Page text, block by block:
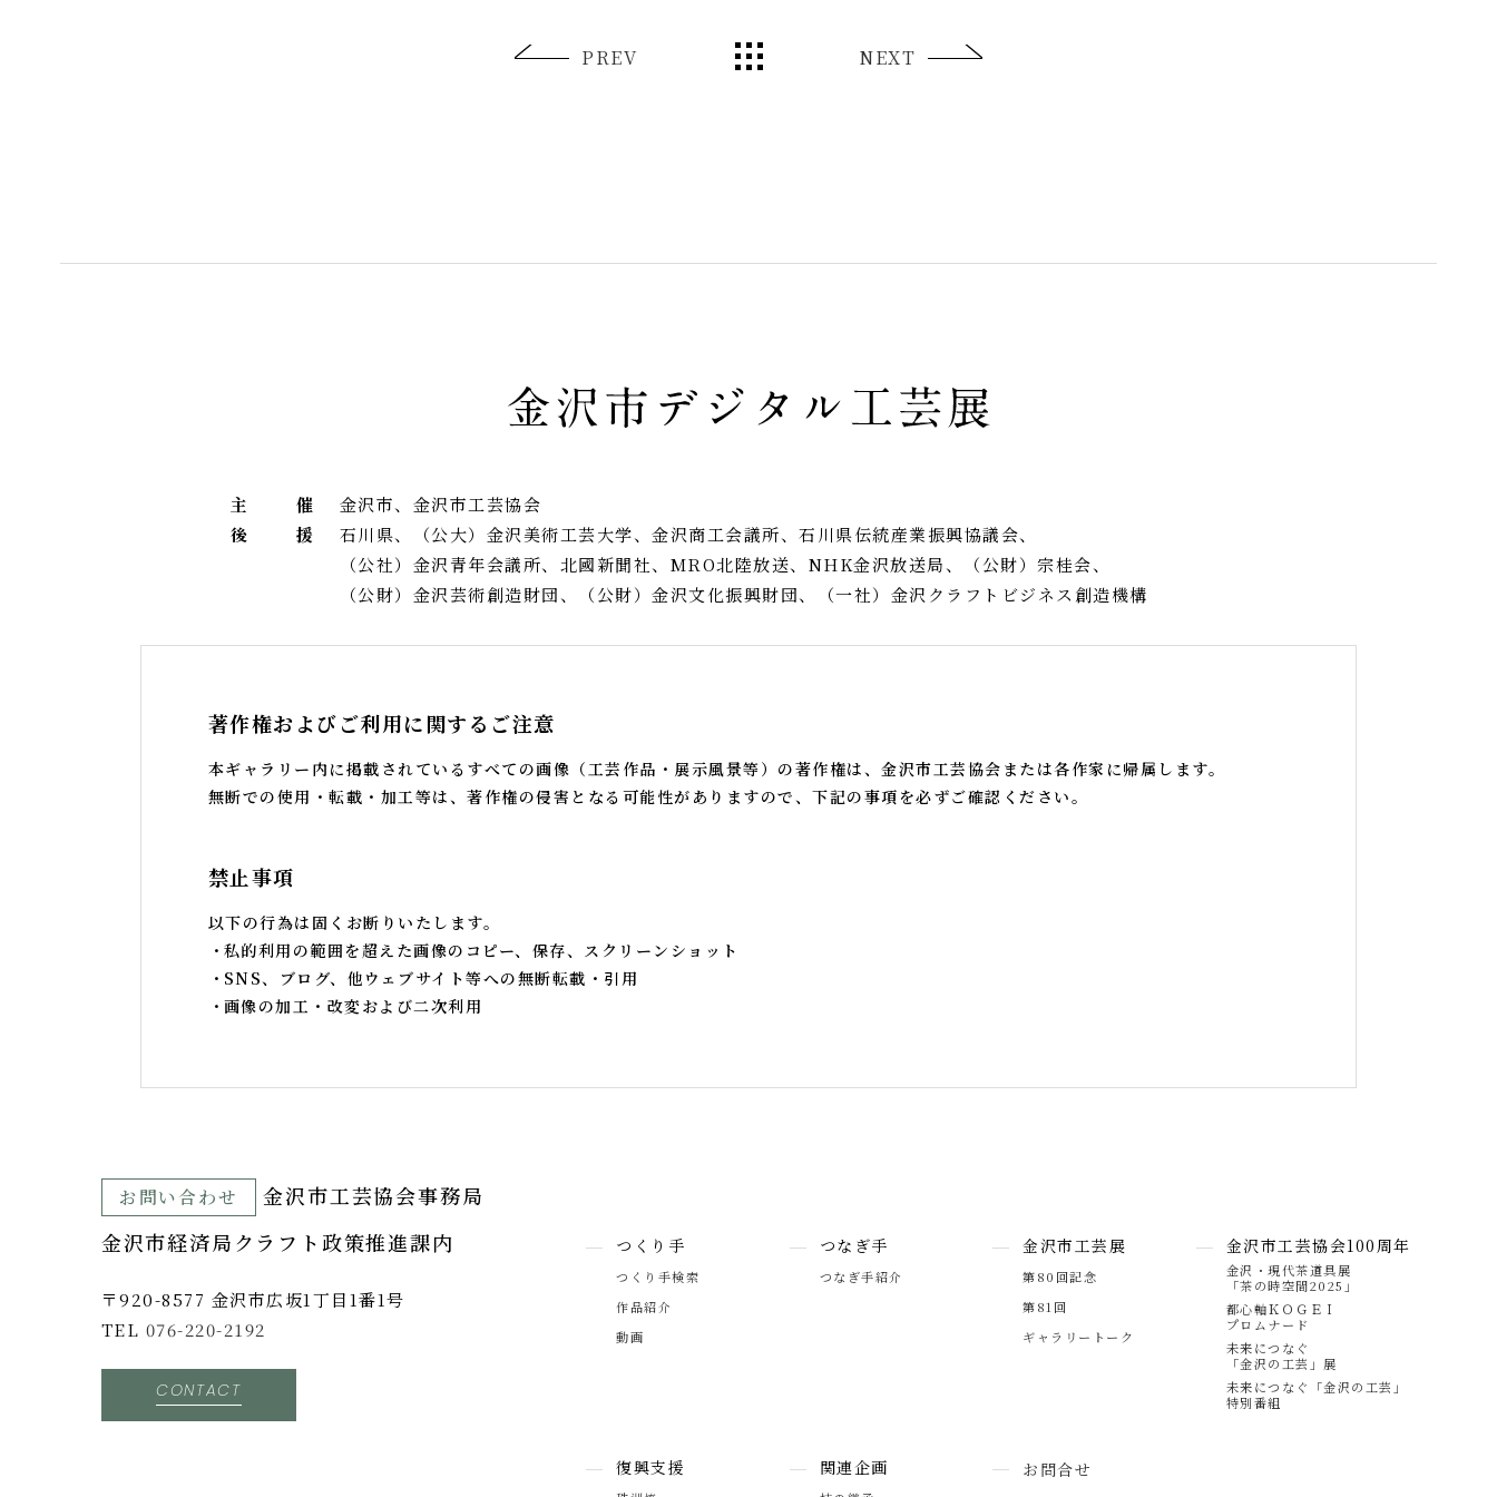
PREV NEXT
主 催
金沢市、金沢市工芸協会
後
援
石川県、（公大）金沢美術工芸大学、金沢商工会議所、石川県伝統産業振興協議会、
（公社）金沢青年会議所、北國新聞社、MRO北陸放送、NHK金沢放送局、（公財）宗桂会、
（公財）金沢芸術創造財団、（公財）金沢文化振興財団、（一社）金沢クラフトビジネス創造機構
著作権およびご利用に関するご注意
本ギャラリー内に掲載されているすべての画像（工芸作品・展示風景等）の著作権は、金沢市工芸協会または各作家に帰属します。
無断での使用・転載・加工等は、著作権の侵害となる可能性がありますので、下記の事項を必ずご確認ください。
禁止事項
以下の行為は固くお断りいたします。
私的利用の範囲を超えた画像のコピー、保存、スクリーンショット
SNS、ブログ、他ウェブサイト等への無断転載・引用
画像の加工・改変および二次利用
つくり手
つくり手検索
作品紹介
動画
つなぎ手
つなぎ手紹介
金沢市工芸展
第80回記念
第81回
ギャラリートーク
金沢市工芸協会100周年
金沢・現代茶道具展
「茶の時空間2025」
都心軸ＫＯＧＥＩ
プロムナード
未来につなぐ
「金沢の工芸」展
未来につなぐ「金沢の工芸」
特別番組
復興支援 関連企画 お問合せ
お問い合わせ
⾦沢市⼯芸協会事務局
金沢市経済局クラフト政策推進課内
〒920-8577 ⾦沢市広坂1丁目1番1号
TEL 076-220-2192
CONTACT